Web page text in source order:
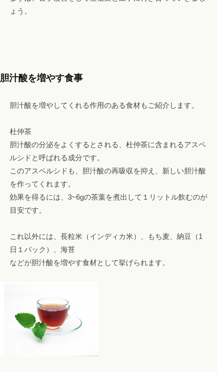
ょう。
胆汁酸を増やす食事
胆汁酸を増やしてくれる作用のある食材もご紹介します。
杜仲茶
胆汁酸の分泌をよくするとされる、杜仲茶に含まれるアスペ
ルシドと呼ばれる成分です。
このアスペルシドも、胆汁酸の再吸収を抑え、新しい胆汁酸
を作ってくれます。
効果を得るには、3~6gの茶葉を煮出して１リットル飲むのが
目安です。
これ以外には、長粒米（インディカ米）、もち麦、納豆（1
日１パック）、海苔
などが胆汁酸を増やす食材として挙げられます。